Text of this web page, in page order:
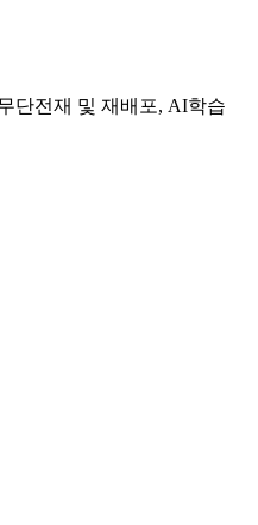
단전재 및 재배포, AI학습